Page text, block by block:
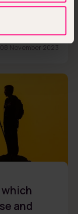
08 November 2023
and